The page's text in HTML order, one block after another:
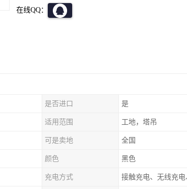
在线QQ：
是否进口 是
适用范围 工地，塔吊
可是卖地 全国
颜色 黑色
充电方式 接触充电、无线充